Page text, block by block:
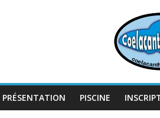
PRÉSENTATION PISCINE